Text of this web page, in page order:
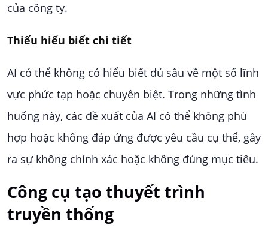
của công ty.
Thiếu hiểu biết chi tiết
AI có thể không có hiểu biết đủ sâu về một số lĩnh
vực phức tạp hoặc chuyên biệt. Trong những tình
huống này, các đề xuất của AI có thể không phù
hợp hoặc không đáp ứng được yêu cầu cụ thể, gây
ra sự không chính xác hoặc không đúng mục tiêu.
Công cụ tạo thuyết trình
truyền thống